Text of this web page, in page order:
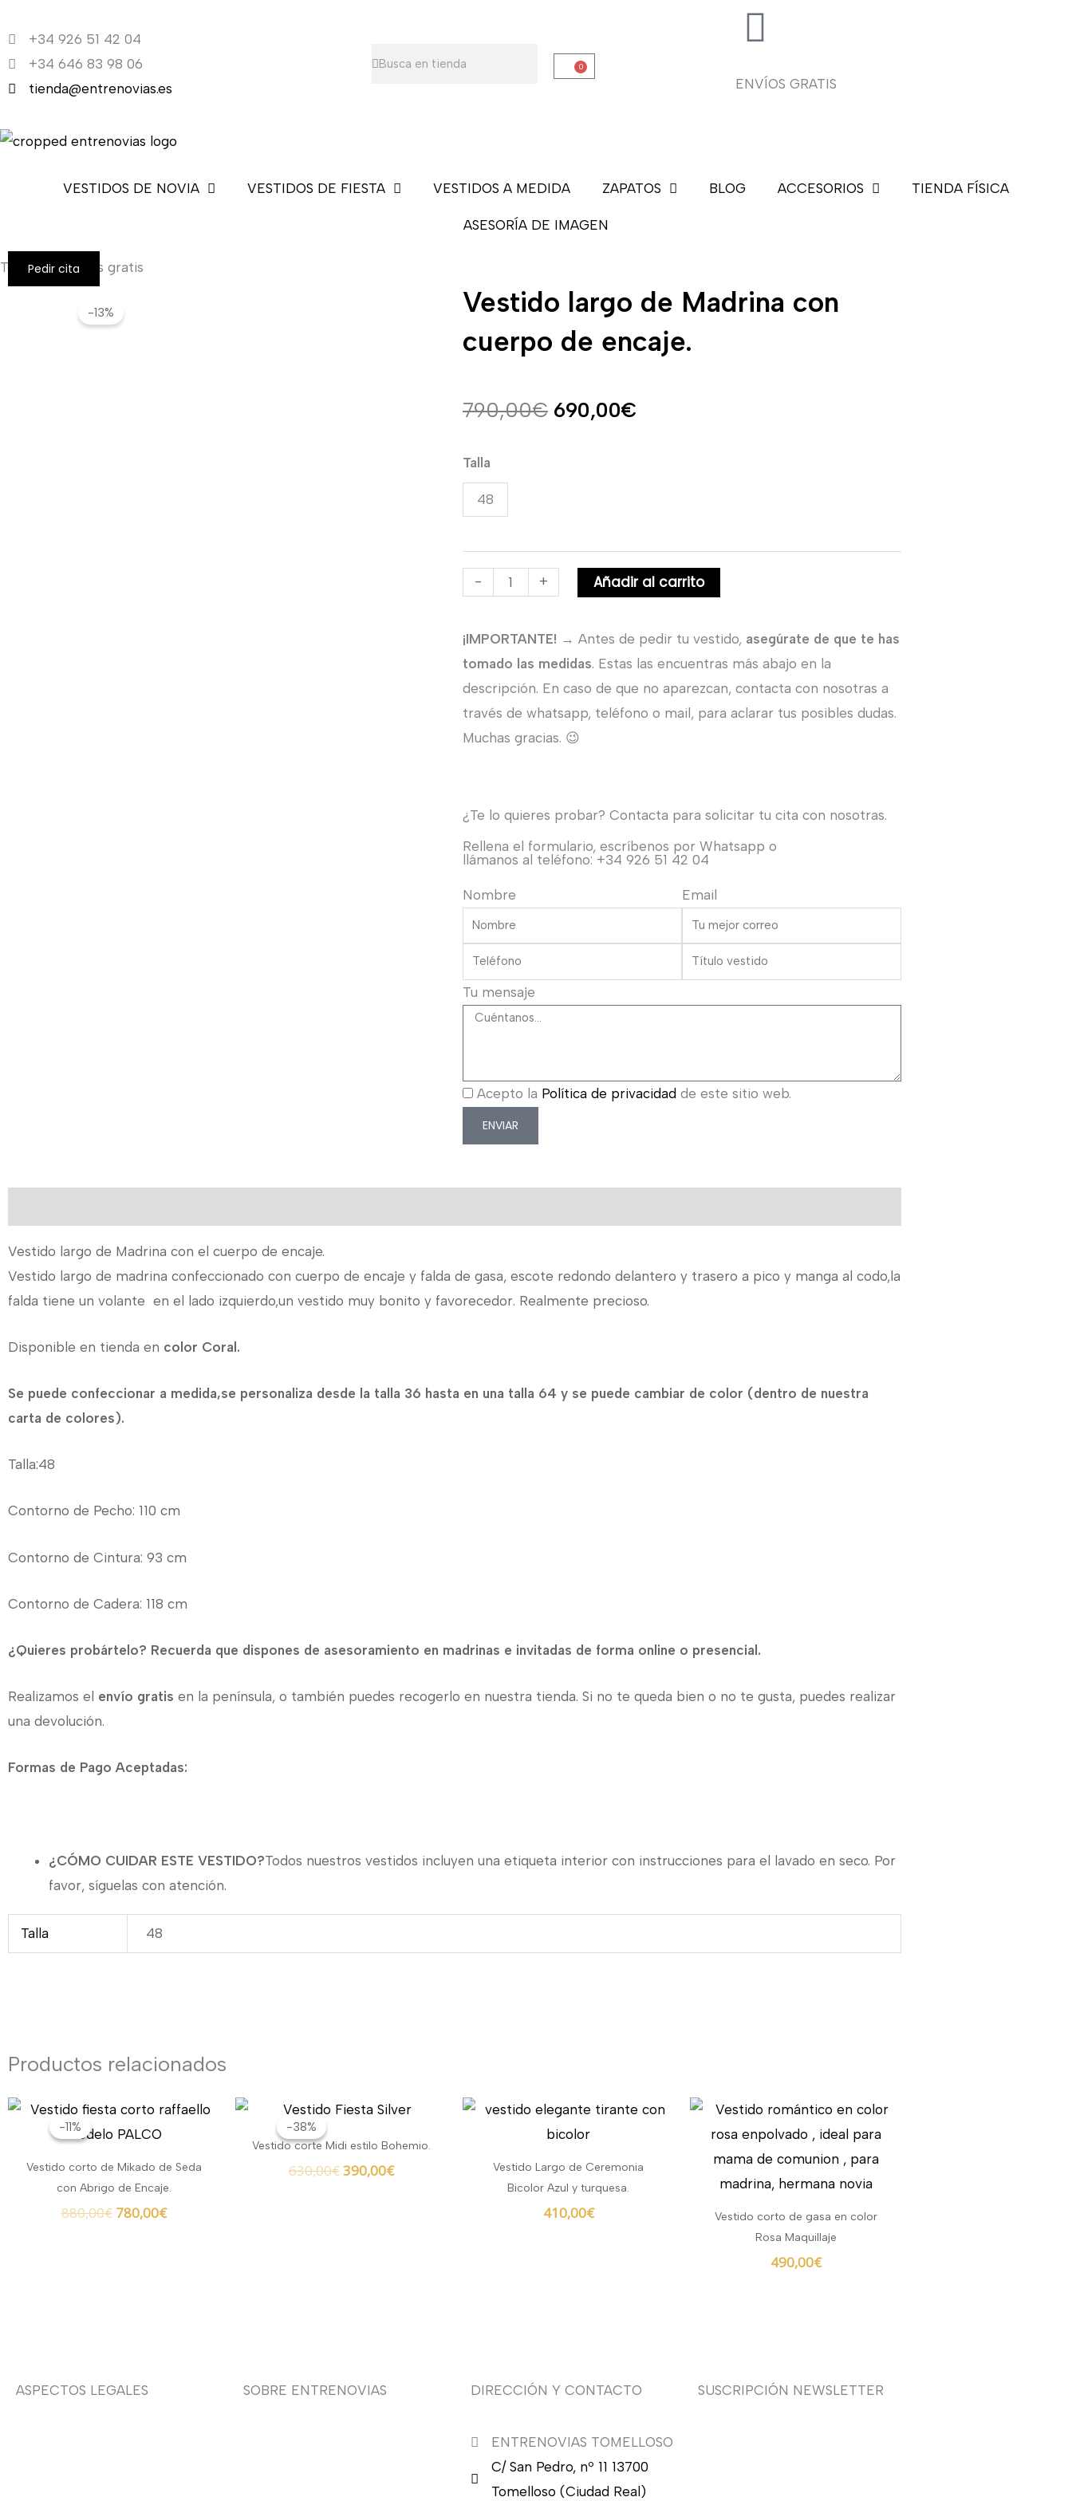
al
contenido
+34 926 51 42 04
+34 646 83 98 06
tienda@entrenovias.es
Buscar
0
Carrito
ENVÍOS GRATIS
VESTIDOS DE NOVIA VESTIDOS DE FIESTA VESTIDOS A MEDIDA ZAPATOS BLOG ACCESORIOS TIENDA FÍSICA
ASESORÍA DE IMAGEN
Pedir cita
Todos los envíos gratis
-13%
Vestido largo de Madrina con
cuerpo de encaje.
790,00€ El
790,00€.
690,00€
690,00€.
Talla
48
-
Vestido
largo
cuerpo
encaje.
cantidad
+ Añadir al carrito
¡IMPORTANTE! → Antes de pedir tu vestido, asegúrate de que te has
tomado las medidas. Estas las encuentras más abajo en la
descripción. En caso de que no aparezcan, contacta con nosotras a
través de whatsapp, teléfono o mail, para aclarar tus posibles dudas.
Muchas gracias. 😉
¿Te lo quieres probar? Contacta para solicitar tu cita con nosotras.
Rellena el formulario, escríbenos por Whatsapp o
llámanos al teléfono: +34 926 51 42 04
Nombre Email
Tu mensaje
Acepto la Política de privacidad de este sitio web.
ENVIAR
Vestido largo de Madrina con el cuerpo de encaje.
Vestido largo de madrina confeccionado con cuerpo de encaje y falda de gasa, escote redondo delantero y trasero a pico y manga al codo,la
falda tiene un volante en el lado izquierdo,un vestido muy bonito y favorecedor. Realmente precioso.
Disponible en tienda en color Coral.
Se puede confeccionar a medida,se personaliza desde la talla 36 hasta en una talla 64 y se puede cambiar de color (dentro de nuestra
carta de colores).
Talla:48
Contorno de Pecho: 110 cm
Contorno de Cintura: 93 cm
Contorno de Cadera: 118 cm
¿Quieres probártelo? Recuerda que dispones de asesoramiento en madrinas e invitadas de forma online o presencial.
Realizamos el envío gratis en la península, o también puedes recogerlo en nuestra tienda. Si no te queda bien o no te gusta, puedes realizar
una devolución.
Formas de Pago Aceptadas:
¿CÓMO CUIDAR ESTE VESTIDO?Todos nuestros vestidos incluyen una etiqueta interior con instrucciones para el lavado en seco. Por
favor, síguelas con atención.
Talla 48
Productos relacionados
-11%
-11%
Vestido corto de Mikado de Seda
con Abrigo de Encaje.
880,00€
El
original
880,00€.
780,00€
El
780,00€.
-38%
-38%
Vestido corte Midi estilo Bohemio.
630,00€
El
original
630,00€.
390,00€
El
actual
390,00€.
Vestido Largo de Ceremonia
Bicolor Azul y turquesa.
410,00€
Vestido corto de gasa en color
Rosa Maquillaje
490,00€
ASPECTOS LEGALES SOBRE ENTRENOVIAS DIRECCIÓN Y CONTACTO
ENTRENOVIAS TOMELLOSO
C/ San Pedro, nº 11 13700
Tomelloso (Ciudad Real)
SUSCRIPCIÓN NEWSLETTER